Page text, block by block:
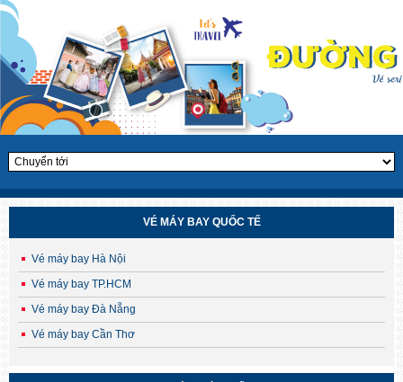
VÉ MÁY BAY QUỐC TẾ
Vé máy bay Hà Nội
Vé máy bay TP.HCM
Vé máy bay Đà Nẵng
Vé máy bay Cần Thơ
CHÙM TOUR HÈ – THU HÀN QUỐC 2025